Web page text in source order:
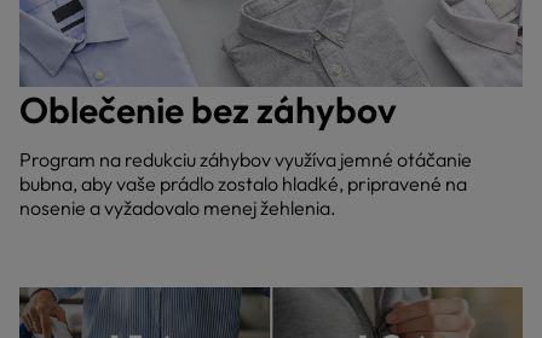
Oblečenie bez záhybov
Program na redukciu záhybov využíva jemné otáčanie
bubna, aby vaše prádlo zostalo hladké, pripravené na
nosenie a vyžadovalo menej žehlenia.